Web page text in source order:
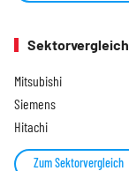
Sektorvergleich
Mitsubishi
Siemens
Hitachi
Zum Sektorvergleich